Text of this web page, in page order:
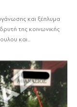
και ξέπλυμα
της κοινωνικής
και...